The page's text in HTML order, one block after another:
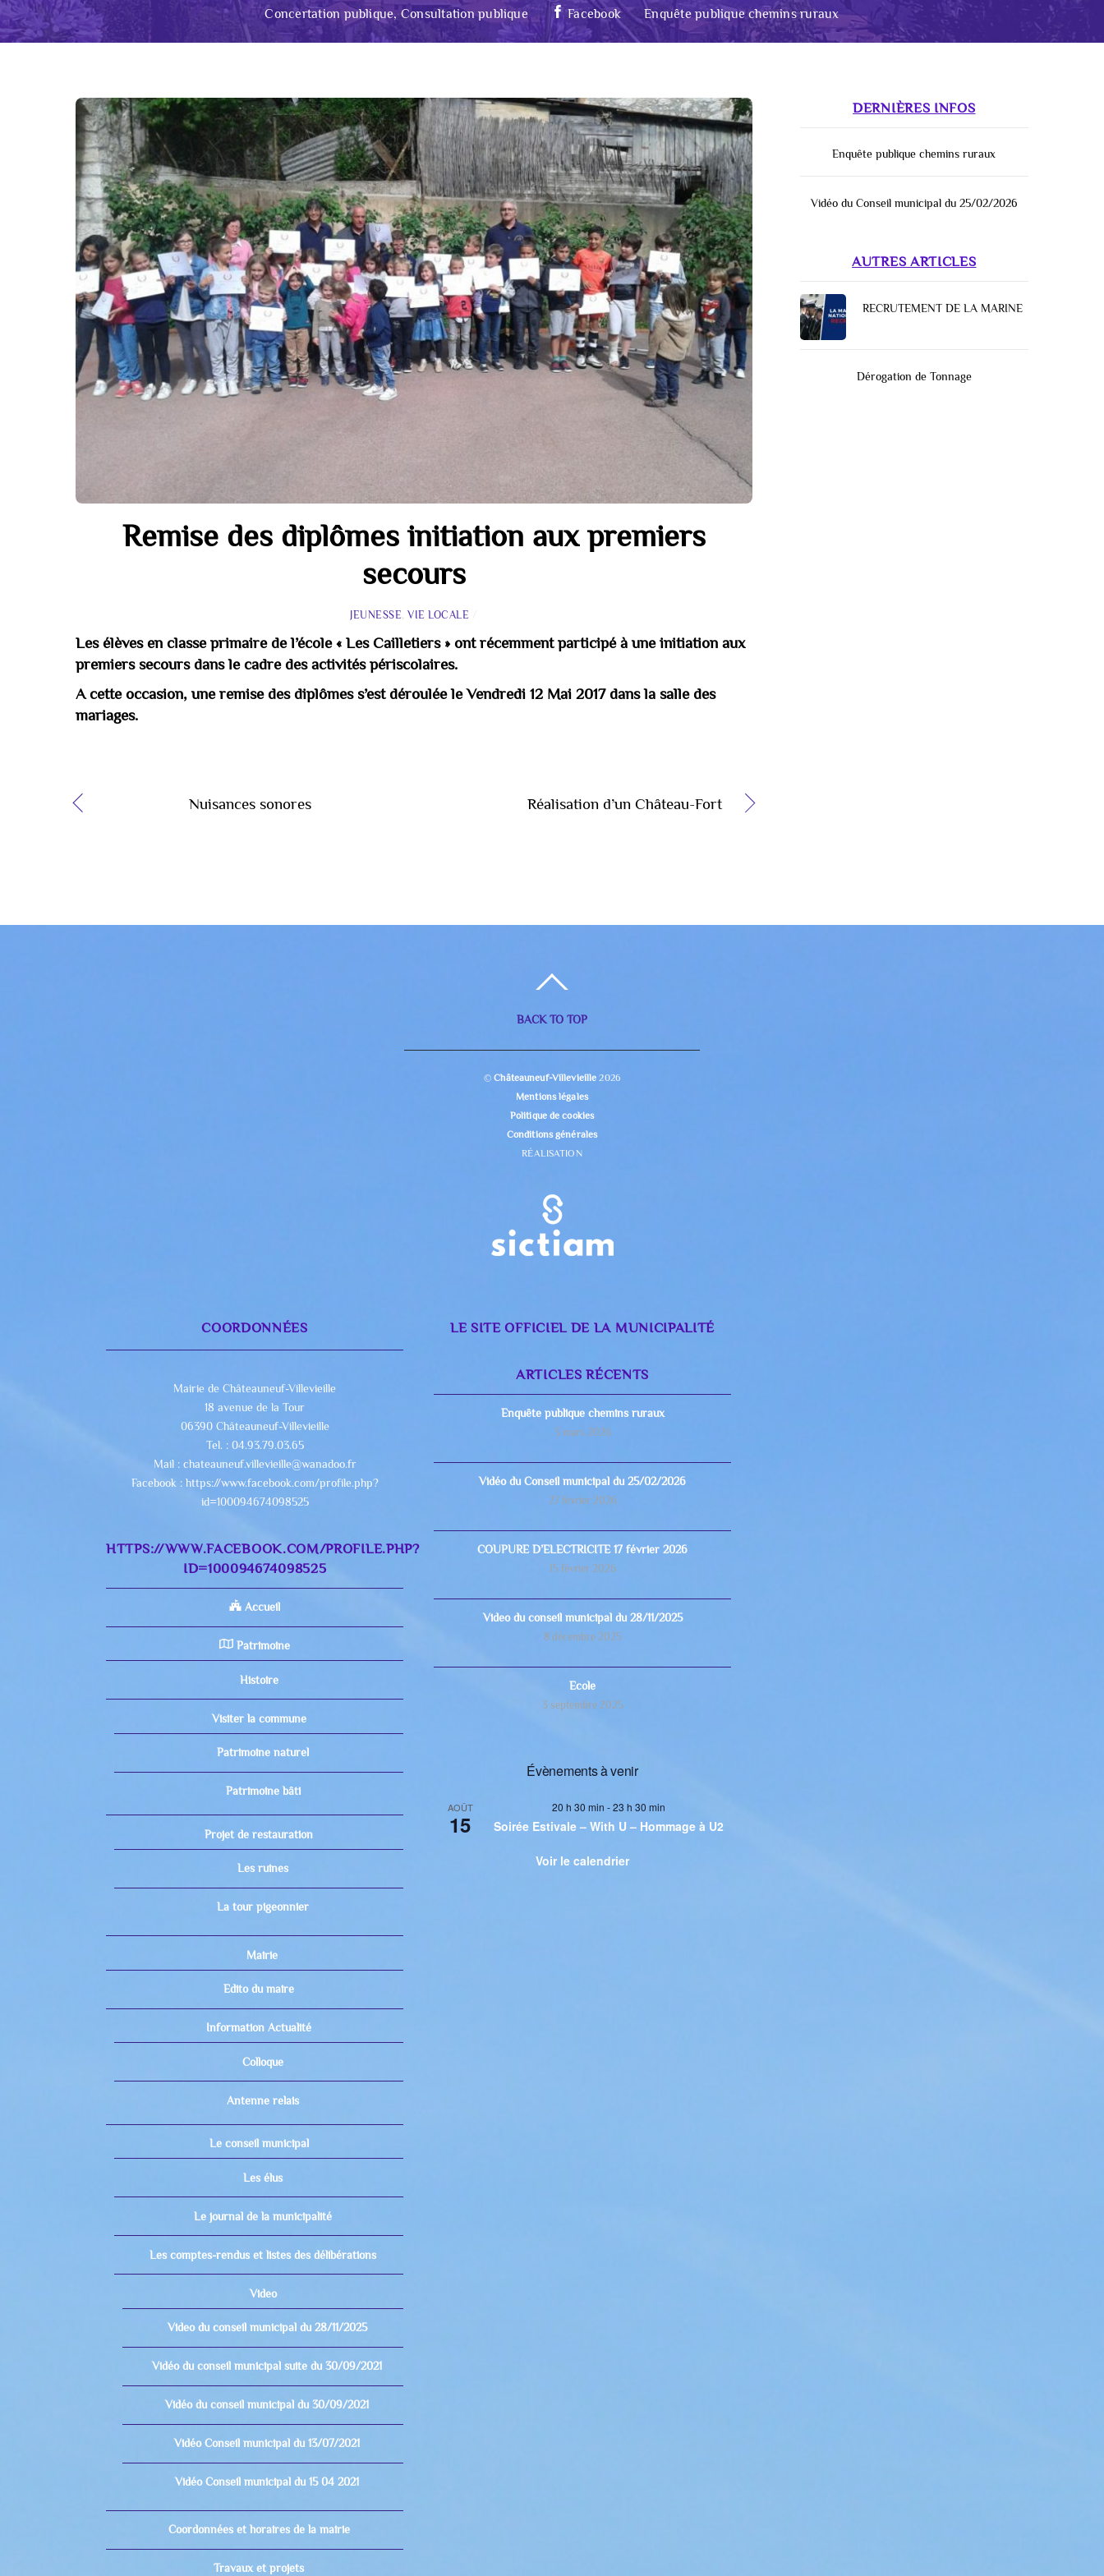
Concertation publique, Consultation publique Facebook Enquête publique chemins ruraux
Remise des diplômes initiation aux premiers
secours
JEUNESSE,VIE LOCALE
Les élèves en classe primaire de l’école « Les Cailletiers » ont récemment participé à une initiation aux
premiers secours dans le cadre des activités périscolaires.
A cette occasion, une remise des diplômes s’est déroulée le Vendredi 12 Mai 2017 dans la salle des
mariages.
Nuisances sonores Réalisation d’un Château-Fort
DERNIÈRES INFOS
Enquête publique chemins ruraux
Vidéo du Conseil municipal du 25/02/2026
AUTRES ARTICLES
RECRUTEMENT DE LA MARINE
Dérogation de Tonnage
BACK TO TOP
©Châteauneuf-Villevieille 2026
Mentions légales
Politique de cookies
Conditions générales
RÉALISATION
COORDONNÉES
Mairie de Châteauneuf-Villevieille
18 avenue de la Tour
06390 Châteauneuf-Villevieille
Tel. : 04.93.79.03.65
Mail : chateauneuf.villevieille@wanadoo.fr
Facebook : https://www.facebook.com/profile.php?
id=100094674098525
HTTPS://WWW.FACEBOOK.COM/PROFILE.PHP?
ID=100094674098525
Accueil
Patrimoine
Histoire
Visiter la commune
Patrimoine naturel
Patrimoine bâti
Projet de restauration
Les ruines
La tour pigeonnier
Mairie
Edito du maire
Information Actualité
Colloque
Antenne relais
Le conseil municipal
Les élus
Le journal de la municipalité
Les comptes-rendus et listes des délibérations
Video
Video du conseil municipal du 28/11/2025
Vidéo du conseil municipal suite du 30/09/2021
Vidéo du conseil municipal du 30/09/2021
Vidéo Conseil municipal du 13/07/2021
Vidéo Conseil municipal du 15 04 2021
Coordonnées et horaires de la mairie
Travaux et projets
LE SITE OFFICIEL DE LA MUNICIPALITÉ
ARTICLES RÉCENTS
Enquête publique chemins ruraux
3 mars 2026
Vidéo du Conseil municipal du 25/02/2026
27 février 2026
COUPURE D’ELECTRICITE 17 février 2026
15 février 2026
Video du conseil municipal du 28/11/2025
8 décembre 2025
Ecole
3 septembre 2025
Évènements à venir
AOÛT
15
20 h 30 min -23 h 30 min
Soirée Estivale – With U – Hommage à U2
Voir le calendrier